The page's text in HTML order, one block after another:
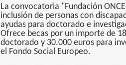
La convocatoria "Fundación
inclusión de personas con
ayudas para doctorado e
Ofrece becas por un importe de
doctorado y 30.000 euros para
el Fondo Social Europeo.